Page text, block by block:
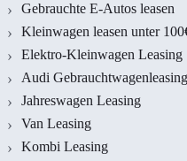
Gebrauchte E-Autos leasen
Kleinwagen leasen unter
Elektro-Kleinwagen Leasing
Audi Gebrauchtwagenleasing
Jahreswagen Leasing
Van Leasing
Kombi Leasing